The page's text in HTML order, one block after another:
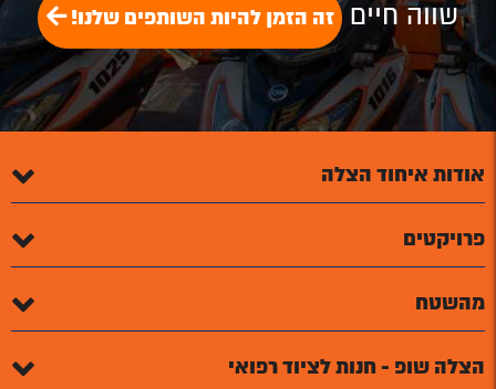
שווה חיים זה הזמן להיות השותפים שלנו!
אודות איחוד הצלה
פרויקטים
מהשטח
הצלה שופ - חנות לציוד רפואי